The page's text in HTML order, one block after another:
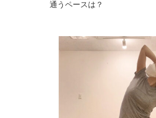
通うペースは？